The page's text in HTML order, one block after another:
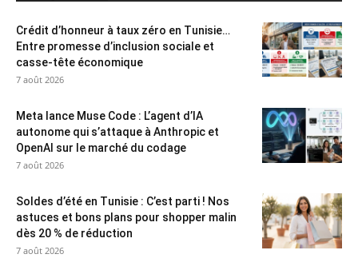
Crédit d’honneur à taux zéro en Tunisie…
Entre promesse d’inclusion sociale et
casse-tête économique
7 août 2026
Meta lance Muse Code : L’agent d’IA
autonome qui s’attaque à Anthropic et
OpenAI sur le marché du codage
7 août 2026
Soldes d’été en Tunisie : C’est parti ! Nos
astuces et bons plans pour shopper malin
dès 20 % de réduction
7 août 2026